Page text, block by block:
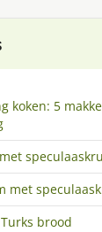
koken: 5
met
brood